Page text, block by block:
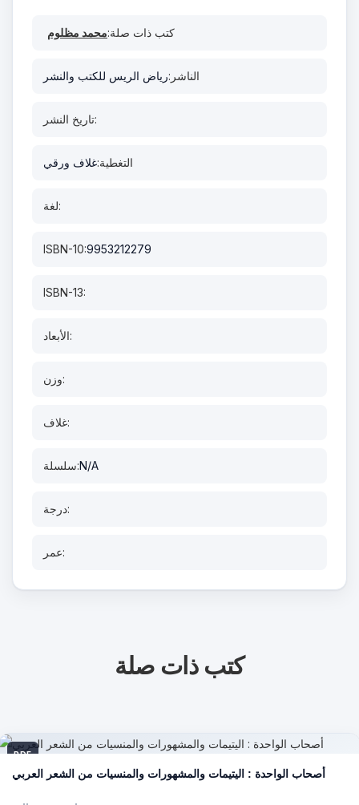
كتب ذات صلة:محمد مظلوم
الناشر:رياض الريس للكتب والنشر
تاريخ النشر:
التغطية:غلاف ورقي
لغة:
ISBN-10:9953212279
ISBN-13:
الأبعاد:
وزن:
غلاف:
سلسلة:N/A
درجة:
عمر:
كتب ذات صلة
PDF
أصحاب الواحدة : اليتيمات والمشهورات والمنسيات من الشعر العربي